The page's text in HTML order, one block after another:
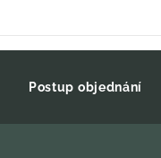
Postup objednání